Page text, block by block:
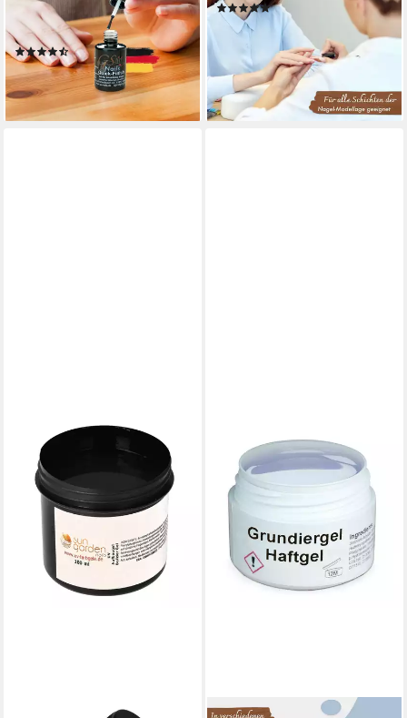
Versiegler-Gel, ohne
Schwitzschicht
(10)
7,99 €
(532,67 €/ 1 l)
lieferbar - in 6-8 Werktagen bei dir
(3)
ab 3,99 €
(798,00 €/ 1 l)
lieferbar - in 4-5 Werktagen bei dir